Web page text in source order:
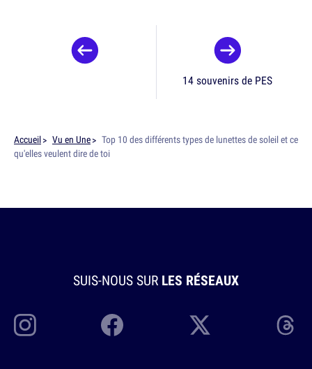
14 souvenirs de PES
Accueil Vu en Une
Top 10 des différents types de lunettes de soleil et ce
qu'elles veulent dire de toi
SUIS-NOUS SUR LES RÉSEAUX